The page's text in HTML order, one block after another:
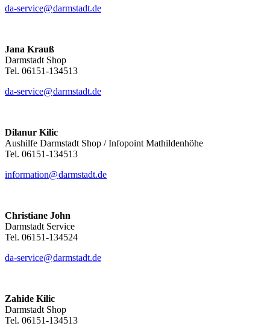
da-service@darmstadt.de
Jana Krauß
Darmstadt Shop
Tel. 06151-134513
da-service@darmstadt.de
Dilanur Kilic
Aushilfe Darmstadt Shop / Infopoint Mathildenhöhe
Tel. 06151-134513
information@darmstadt.de
Christiane John
Darmstadt Service
Tel. 06151-134524
da-service@darmstadt.de
Zahide Kilic
Darmstadt Shop
Tel. 06151-134513